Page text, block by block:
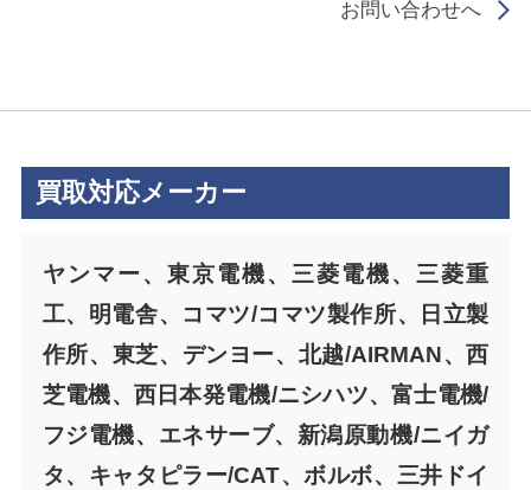
お問い合わせへ
買取対応メーカー
ヤンマー、東京電機、三菱電機、三菱重
工、明電舎、コマツ/コマツ製作所、日立製
作所、東芝、デンヨー、北越/AIRMAN、西
芝電機、西日本発電機/ニシハツ、富士電機/
フジ電機、エネサーブ、新潟原動機/ニイガ
タ、キャタピラー/CAT、ボルボ、三井ドイ